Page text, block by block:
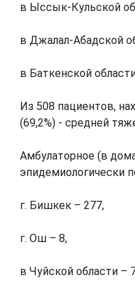
в Ыссык-Кульской
в Джалал-Абадской
в Баткенской
Из 508 пациентов,
(69,2%) - средней
Амбулаторное (в
эпидемиологически
г. Бишкек – 277,
г. Ош – 8,
в Чуйской области –